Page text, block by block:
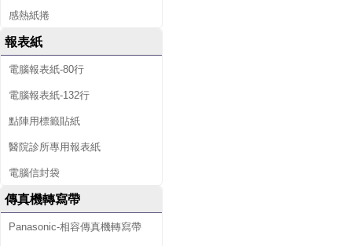
感熱紙捲
報表紙
電腦報表紙-80行
電腦報表紙-132行
點陣用標籤貼紙
醫院診所專用報表紙
電腦信封袋
傳真機轉寫帶
Panasonic-相容傳真機轉寫帶